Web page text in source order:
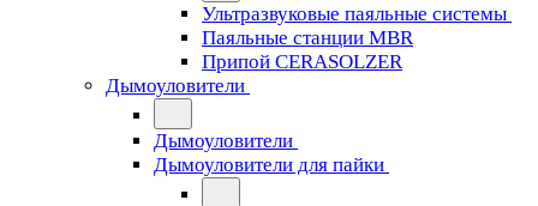
Ультразвуковые паяльные системы
Паяльные станции MBR
Припой CERASOLZER
Дымоуловители
Дымоуловители
Дымоуловители для пайки